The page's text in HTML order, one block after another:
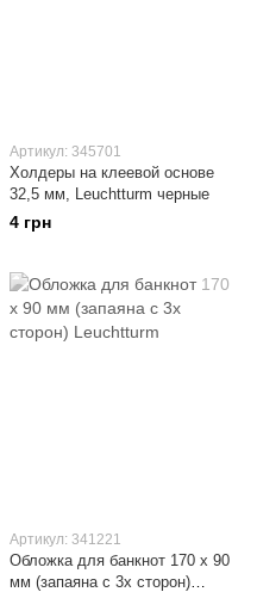
Артикул: 345701
Холдеры на клеевой основе
32,5 мм, Leuchtturm черные
4 грн
Артикул: 341221
Обложка для банкнот 170 х 90
мм (запаяна с 3х сторон)